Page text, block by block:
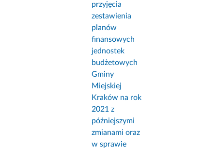
przyjęcia
zestawienia
planów
finansowych
jednostek
budżetowych
Gminy
Miejskiej
Kraków na rok
2021 z
późniejszymi
zmianami oraz
w sprawie